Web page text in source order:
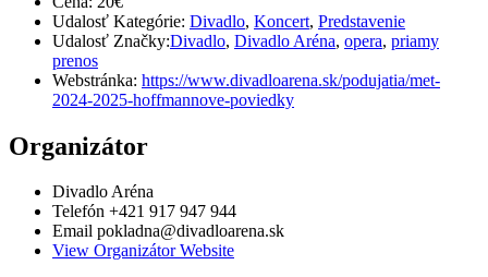
Udalosť Kategórie: Divadlo, Koncert, Predstavenie
Udalosť Značky:Divadlo, Divadlo Aréna, opera, priamy
prenos
Webstránka: https://www.divadloarena.sk/podujatia/met-
2024-2025-hoffmannove-poviedky
Organizátor
Divadlo Aréna
Telefón +421 917 947 944
Email pokladna@divadloarena.sk
View Organizátor Website